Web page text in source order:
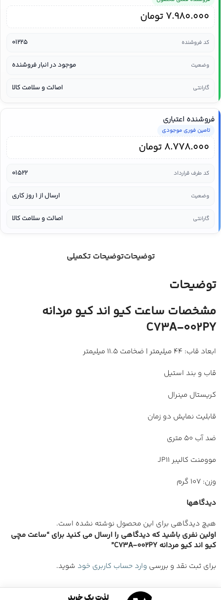
7.980.000 تومان
کد فروشنده 01225
وضعیت موجود در انبار فروشنده
گارانتی اصالت و سلامت کالا
فروشنده اعتباری
تامین فوری موجودی
8.778.000 تومان
کد طرف قرارداد 01522
وضعیت ارسال از ۱ روز کاری
گارانتی اصالت و سلامت کالا
توضیحاتتوضیحات تکمیلی
توضیحات
مشخصات ساعت کیو اند کیو مردانه
C73A-002PY
ابعاد قاب: 44 میلیمتر | ضخامت 11.5 میلیمتر
قاب و بند استیل
کریستال مینرال
قابلیت نمایش دو زمان
ضد آب 50 متری
موومنت کالیبر JP11
وزن: 107 گرم
دیدگاهها
هیچ دیدگاهی برای این محصول نوشته نشده است.
اولین نفری باشید که دیدگاهی را ارسال می کنید برای “ساعت مچی
کیو اند کیو مردانه C73A-002PY”
برای ثبت نقد و بررسی وارد حساب کاربری خود شوید.